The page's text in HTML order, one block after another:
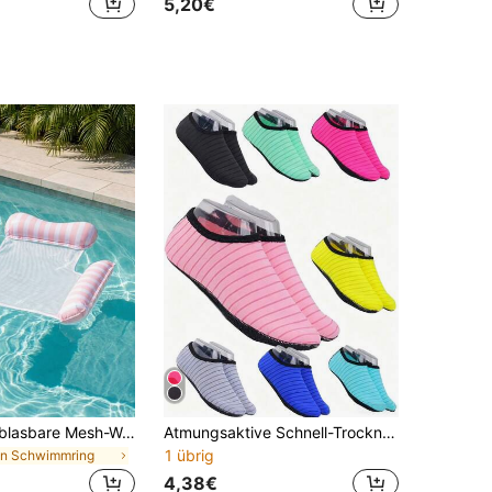
5,20€
Gestreifte aufblasbare Mesh-Wasserhängekissen-Liegestuhl mit 3 Kissenrollen, Erwachsenen-Pool-Schwimmstuhl für Strand und Schwimmbad
Schwimmring
Atmungsaktive Schnell-Trocknende Wasserschuhe - Barfuß Strandstrümpfe, rutschfeste Sohlen, geeignet für Angeln, Surfen, Schwimmen und Wandern; Leichte Schnell-Trocknende Wassersocken, rutschfest, flexibel, atmungsaktives Mesh-Obermaterial, in verschiedenen Farben erhältlich; Unisex Wassersocken, geeignet für Strandspiele, Yoga, Pool, Kanufahren, Paddelboarding, Wassersport und Outdoor-Aktivitäten; nahtlos, hautfreundlich, maschinenwaschbar - ideales Geschenk für Wassersportbegeisterte, Strandutensilien, Pool-Zubehör
1 übrig
4,38€